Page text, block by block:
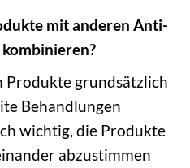
mit anderen Anti-
Produkte grundsätzlich
Behandlungen
wichtig, die Produkte
abzustimmen